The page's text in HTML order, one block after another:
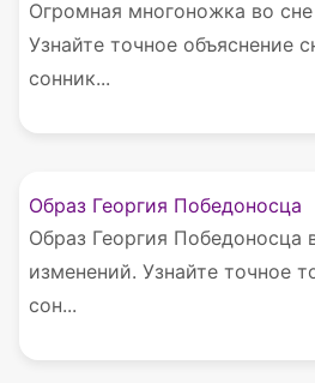
Огромная многоножка во
Узнайте точное объяснение
сонник...
Образ Георгия Победоносца
Образ Георгия Победоносца
изменений. Узнайте точное
сон...